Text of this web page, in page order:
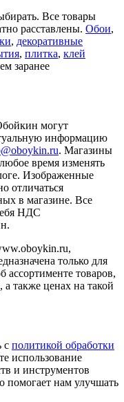
Все товары
расставлены. Обои,
, декоративные
, плитка, клей
заранее
могут
информацию
. Магазины
время изменять
Изображенные
отличаться
в магазине. Все
НДС
только для
ассортименте товаров,
также ценах на такой
с политикой обработки
использование
и инструментов
помогает нам улучшать